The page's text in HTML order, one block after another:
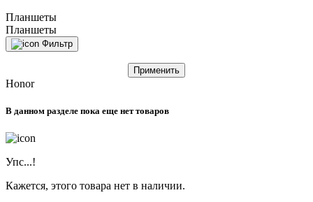
Планшеты
Планшеты
Фильтр
Применить
Honor
В данном разделе пока еще нет товаров
Упс...!
Кажется, этого товара нет в наличии.